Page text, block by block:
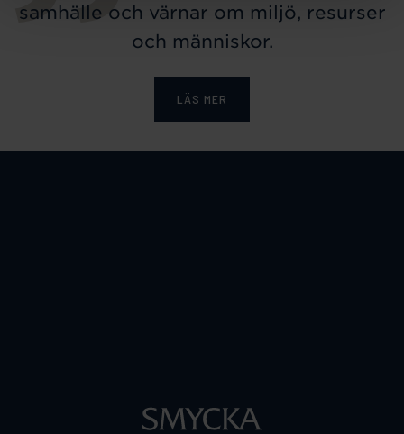
samhälle och värnar om miljö, resurser
och människor.
LÄS MER